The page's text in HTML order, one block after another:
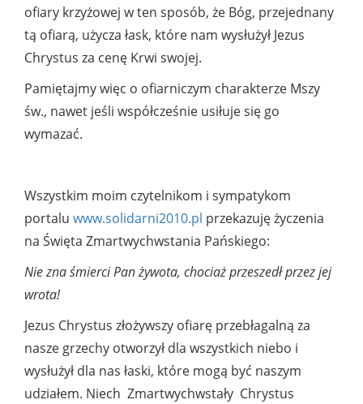
ofiary krzyżowej w ten sposób, że Bóg, przejednany
tą ofiarą, użycza łask, które nam wysłużył Jezus
Chrystus za cenę Krwi swojej.
Pamiętajmy więc o ofiarniczym charakterze Mszy
św., nawet jeśli współcześnie usiłuje się go
wymazać.
Wszystkim moim czytelnikom i sympatykom
portalu www.solidarni2010.pl przekazuję życzenia
na Święta Zmartwychwstania Pańskiego:
Nie zna śmierci Pan żywota, chociaż przeszedł przez jej
wrota!
Jezus Chrystus złożywszy ofiarę przebłagalną za
nasze grzechy otworzył dla wszystkich niebo i
wysłużył dla nas łaski, które mogą być naszym
udziałem. Niech Zmartwychwstały Chrystus